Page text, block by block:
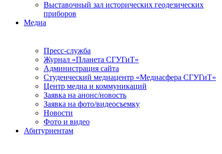
Выставочный зал исторических геодезических
приборов
Медиа
Пресс-служба
Журнал «Планета СГУГиТ»
Администрация сайта
Студенческий медиацентр «Медиасфера СГУГиТ»
Центр медиа и коммуникаций
Заявка на анонс/новость
Заявка на фото/видеосъемку
Новости
Фото и видео
Абитуриентам